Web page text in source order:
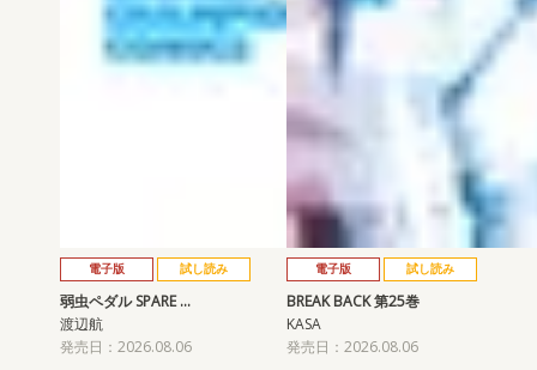
電子版 試し読み
弱虫ペダル SPARE …
渡辺航
発売日：2026.08.06
電子版 試し読み
BREAK BACK 第25巻
KASA
発売日：2026.08.06